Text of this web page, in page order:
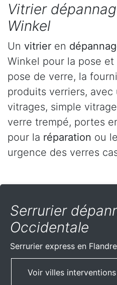
Vitrier
Winkel
Un vitrier en
Winkel pour la pose
pose de verre, la
produits verriers, avec
vitrages, simple
verre trempé, portes
pour la réparation ou
urgence des verres
Serrurier
Occidentale
Serrurier express en
Voir villes interventions